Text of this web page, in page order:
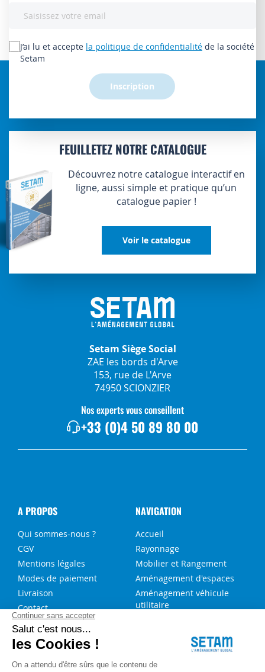
lettre
d’information
J’ai lu et accepte la politique de confidentialité de la société
Setam
Inscription
FEUILLETEZ NOTRE CATALOGUE
Découvrez notre catalogue interactif en
ligne, aussi simple et pratique qu’un
catalogue papier !
Voir le catalogue
Setam Siège Social
ZAE les bords d'Arve
153, rue de L'Arve
74950 SCIONZIER
Nos experts vous conseillent
+33 (0)4 50 89 80 00
A PROPOS
Qui sommes-nous ?
CGV
Mentions légales
Modes de paiement
Livraison
Contact
NAVIGATION
Accueil
Rayonnage
Mobilier et Rangement
Aménagement d'espaces
Aménagement véhicule
utilitaire
NOS SERVICES
FAQ